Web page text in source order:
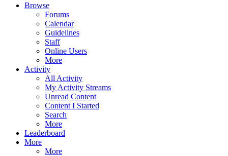
Browse
Forums
Calendar
Guidelines
Staff
Online Users
More
Activity
All Activity
My Activity Streams
Unread Content
Content I Started
Search
More
Leaderboard
More
More